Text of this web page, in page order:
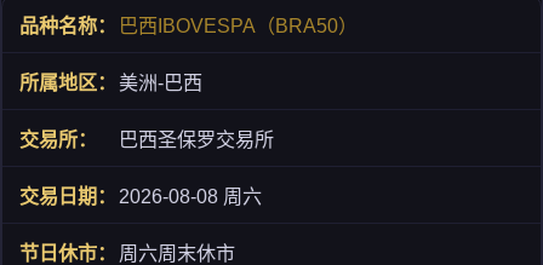
巴西IBOVESPA（BRA50）
美洲-巴西
巴西圣保罗交易所
2026-08-08 周六
周六周末休市